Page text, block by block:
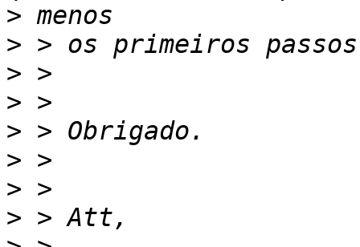
>
>
>
>
>
>
>
>